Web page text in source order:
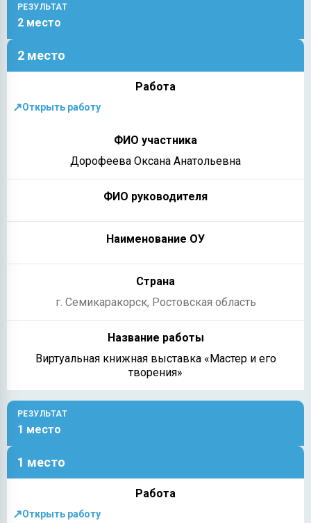
РЕЗУЛЬТАТ
2 место
↗Открыть работу
Дорофеева Оксана Анатольевна
г. Семикаракорск, Ростовская область
Виртуальная книжная выставка «Мастер и его
творения»
2 место
РЕЗУЛЬТАТ
1 место
↗Открыть работу
1 место